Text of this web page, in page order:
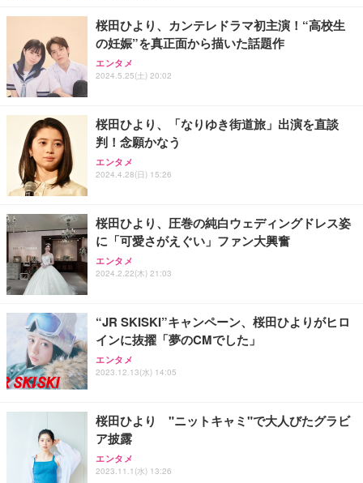
寝ホン 睡眠用イヤホン 寝ながら 痛くない 超軽量2.8
g ASMR推薦 ワイヤレス Bluetooth6.1 柔軟性高 安
眠 仕事 ブルー
桜田ひより、カンテレドラマ初主演！“高校生
の妊娠”を真正面から描いた話題作
エンタメ
2024.5.25(土) 20:02
桜田ひより、「なりゆき街道旅」出演を直談
判！念願かなう
エンタメ
2024.4.28(日) 15:26
桜田ひより、圧巻の純白ウェディングドレス姿
に「可愛さがえぐい」ファン大興奮
エンタメ
2024.2.22(木) 21:03
“JR SKISKI”キャンペーン、桜田ひよりがヒロ
インに抜擢「夢のCMでした」
エンタメ
2023.12.13(水) 14:05
桜田ひより "ニットキャミ"で大人びたグラビ
ア披露
エンタメ
2023.11.1(水) 13:26